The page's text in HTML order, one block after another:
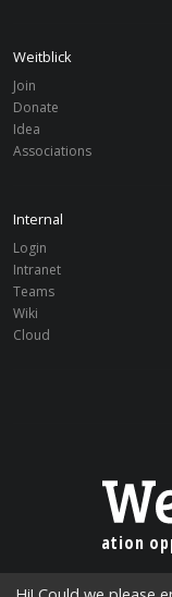
Weitblick
Join
Donate
Idea
Associations
Internal
Login
Intranet
Teams
Wiki
Cloud
Education